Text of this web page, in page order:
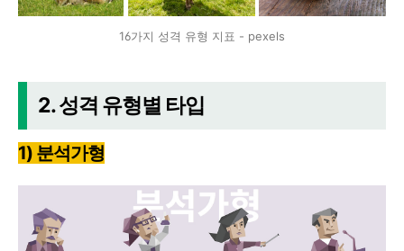
16가지 성격 유형 지표 - pexels
2. 성격 유형별 타입
1) 분석가형